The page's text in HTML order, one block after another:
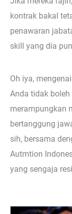
kontrak bakal
penawaran
skill yang dia
Oh iya,
Anda tidak
merampungkan
bertanggung
sih, bersama
Autmtion
yang sengaja